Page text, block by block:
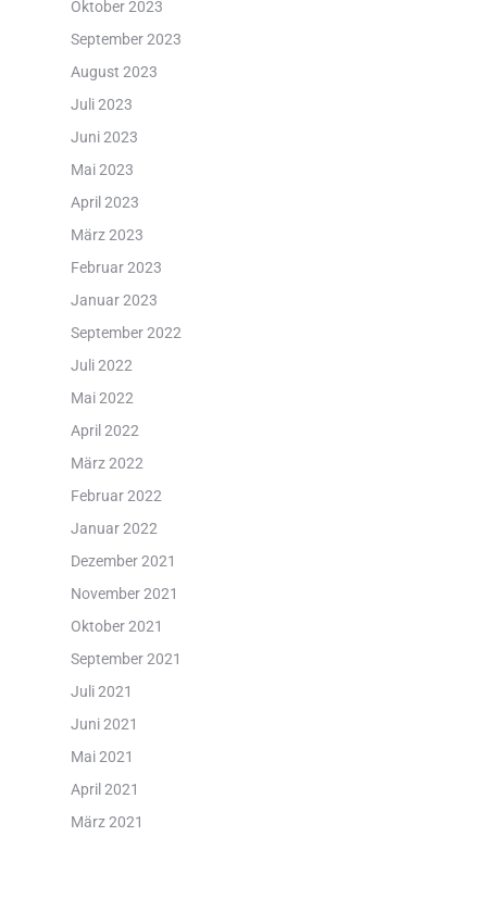
Oktober 2023
September 2023
August 2023
Juli 2023
Juni 2023
Mai 2023
April 2023
März 2023
Februar 2023
Januar 2023
September 2022
Juli 2022
Mai 2022
April 2022
März 2022
Februar 2022
Januar 2022
Dezember 2021
November 2021
Oktober 2021
September 2021
Juli 2021
Juni 2021
Mai 2021
April 2021
März 2021